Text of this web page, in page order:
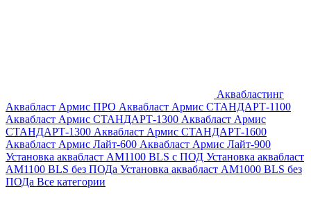
Аквабластинг
Аквабласт Армис ПРО Аквабласт Армис СТАНДАРТ-1100
Аквабласт Армис СТАНДАРТ-1300 Аквабласт Армис
СТАНДАРТ-1300 Аквабласт Армис СТАНДАРТ-1600
Аквабласт Армис Лайт-600 Аквабласт Армис Лайт-900
Установка аквабласт AM1100 BLS с ПОД Установка аквабласт
AM1100 BLS без ПОДа Установка аквабласт AM1000 BLS без
ПОДа Все категории